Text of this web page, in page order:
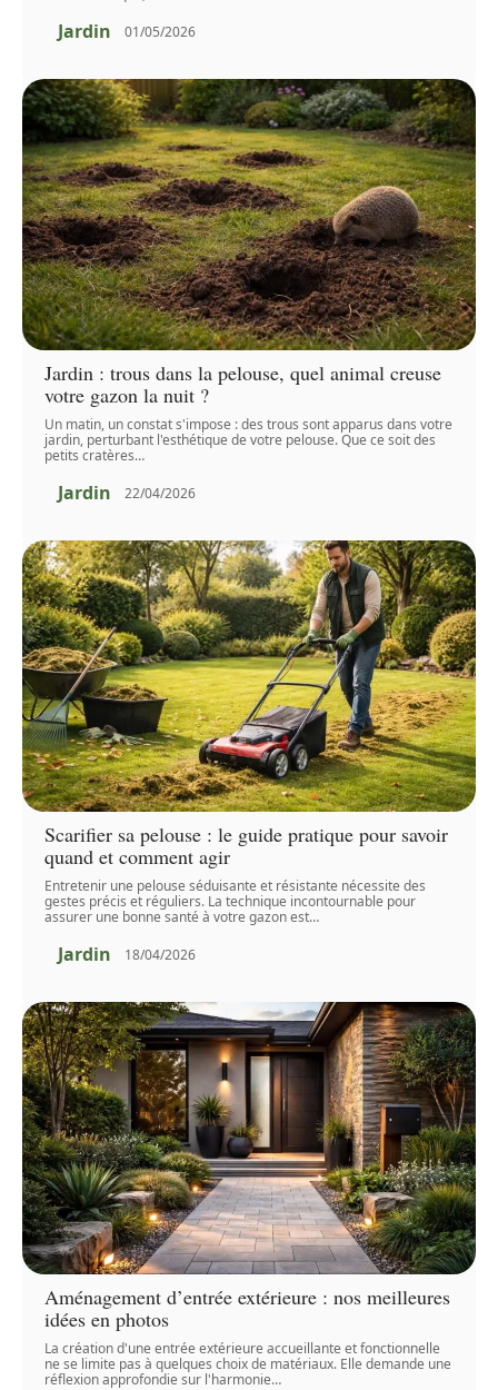
Jardin 01/05/2026
Jardin : trous dans la pelouse, quel animal creuse
votre gazon la nuit ?
Un matin, un constat s'impose : des trous sont apparus dans votre
jardin, perturbant l'esthétique de votre pelouse. Que ce soit des
petits cratères…
Jardin 22/04/2026
Scarifier sa pelouse : le guide pratique pour savoir
quand et comment agir
Entretenir une pelouse séduisante et résistante nécessite des
gestes précis et réguliers. La technique incontournable pour
assurer une bonne santé à votre gazon est…
Jardin 18/04/2026
Aménagement d’entrée extérieure : nos meilleures
idées en photos
La création d'une entrée extérieure accueillante et fonctionnelle
ne se limite pas à quelques choix de matériaux. Elle demande une
réflexion approfondie sur l'harmonie…